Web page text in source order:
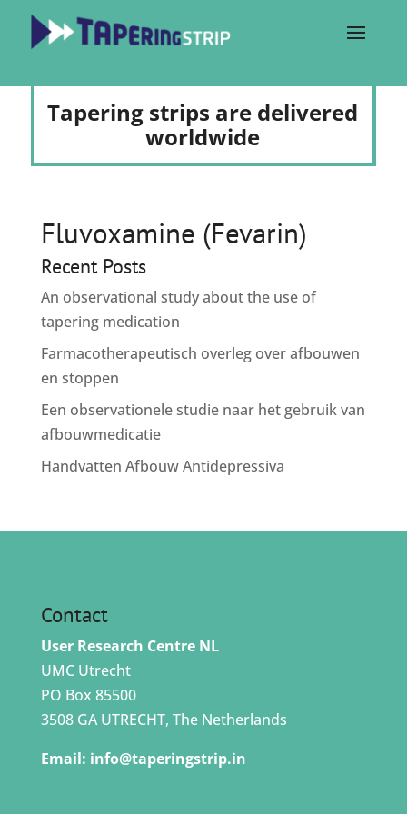
Tapering strips are delivered
worldwide
Fluvoxamine (Fevarin)
Recent Posts
An observational study about the use of
tapering medication
Farmacotherapeutisch overleg over afbouwen
en stoppen
Een observationele studie naar het gebruik van
afbouwmedicatie
Handvatten Afbouw Antidepressiva
Contact
User Research Centre NL
UMC Utrecht
PO Box 85500
3508 GA UTRECHT, The Netherlands
Email: info@taperingstrip.in